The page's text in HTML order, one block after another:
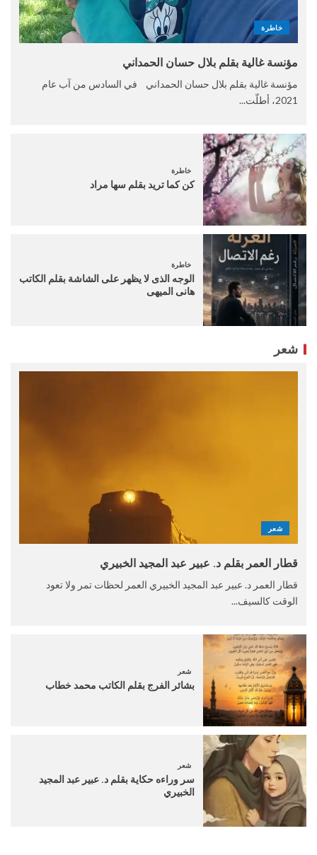
خاطرة
مؤنسة غالية بقلم بلال حسان الحمداني
مؤنسة غالية بقلم بلال حسان الحمداني في السادس من آب عام
2021، أطلّت...
خاطرة
كن كما تريد بقلم سها مراد
خاطرة
الوجه الذى لا يظهر على الشاشة بقلم الكاتب
هانى الميهى
شعر
شعر
قطار العمر بقلم د. عبير عبد المجيد الخبيري
قطار العمر د. عبير عبد المجيد الخبيري العمر لحظات تمر ولا تعود
الوقت كالسيف...
شعر
بشائر الفرج بقلم الكاتب محمد خطاب
شعر
سر وراءه حكاية بقلم د. عبير عبد المجيد
الخبيري